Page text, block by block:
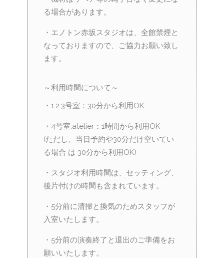
る場合があります。
・エノトン赤坂スタジオは、全館禁煙と
なっておりますので、ご協力お願い致し
ます。
～利用時間について～
・1.2.3号室：30分から利用OK
・4号室.atelier：1時間から利用OK
(ただし、当日予約や30分だけ空いてい
る場合 は 30分から利用OK)
・スタジオ利用時間は、セッティング、
後片付けの時間も含まれています。
・5分前に清掃と換気のためスタッフが
入室いたします。
・5分前の演奏終了と退出のご準備をお
願いいたします。